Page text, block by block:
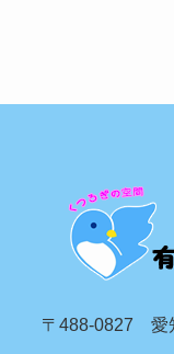
〒488-0827 愛